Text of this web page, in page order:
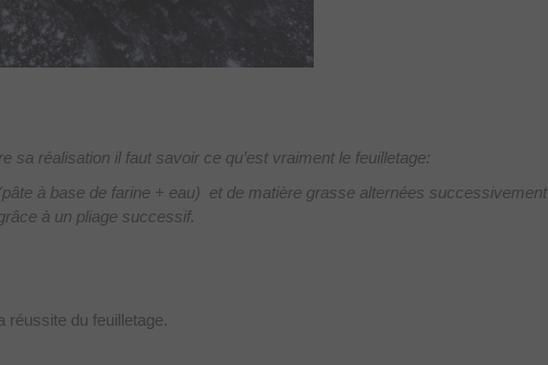
sa réalisation il faut savoir ce qu’est vraiment le feuilletage:
à base de farine + eau) et de matière grasse alternées successivement
à un pliage successif.
réussite du feuilletage.